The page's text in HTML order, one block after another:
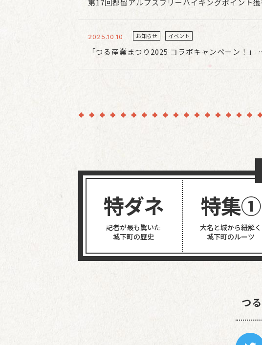
第17回都留アルプスフリーハイキングポイント
2025.10.10 お知らせ イベント
「つる産業まつり2025 コラボキャンペーン！」
特ダネ
記者が最も驚いた
城下町の歴史
特集①
大名と城から紐解く
城下町のルーツ
つ